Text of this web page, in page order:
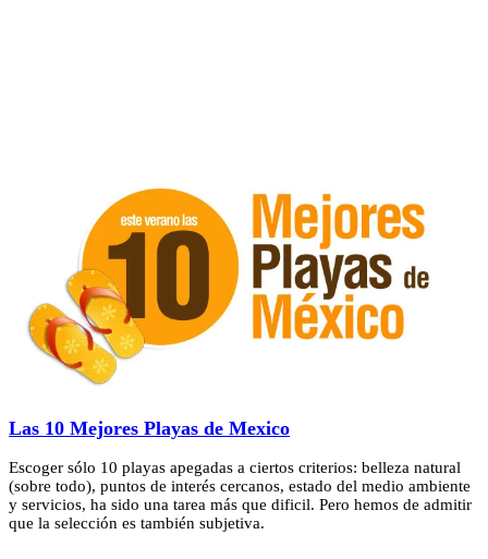
Las 10 Mejores Playas de Mexico
Escoger sólo 10 playas apegadas a ciertos criterios: belleza natural
(sobre todo), puntos de interés cercanos, estado del medio ambiente
y servicios, ha sido una tarea más que dificil. Pero hemos de admitir
que la selección es también subjetiva.